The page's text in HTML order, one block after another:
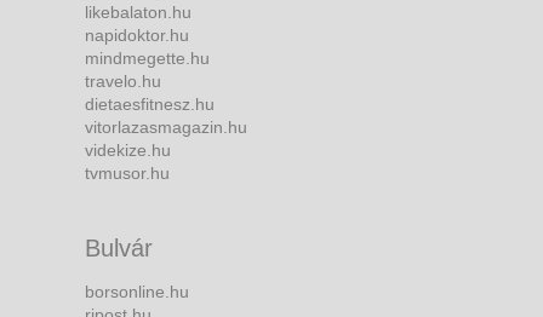
likebalaton.hu
napidoktor.hu
mindmegette.hu
travelo.hu
dietaesfitnesz.hu
vitorlazasmagazin.hu
videkize.hu
tvmusor.hu
Bulvár
borsonline.hu